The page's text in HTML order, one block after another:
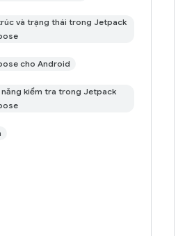
và trạng thái trong Jetpack
cho Android
kiểm tra trong Jetpack